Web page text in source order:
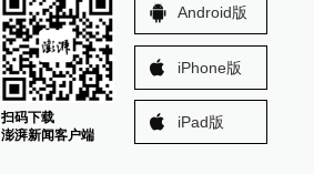
扫码下载
澎湃新闻客户端
Android版
iPhone版
iPad版